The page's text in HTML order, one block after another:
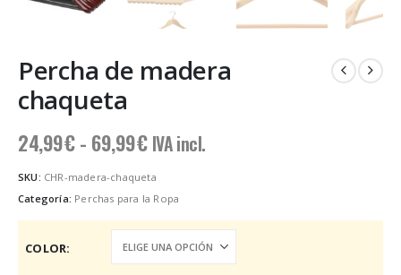
Percha de madera
chaqueta
24,99€ - 69,99€Rango
de
precios:
desde
24,99€
hasta
69,99€
IVA incl.
SKU: CHR-madera-chaqueta
Categoría: Perchas para la Ropa
COLOR